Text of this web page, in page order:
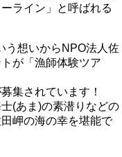
ライン」と呼ばれる
う想いからNPO法人佐
が「漁師体験ツア
集されています！
(あま)の素潜りなどの
岬の海の幸を堪能で